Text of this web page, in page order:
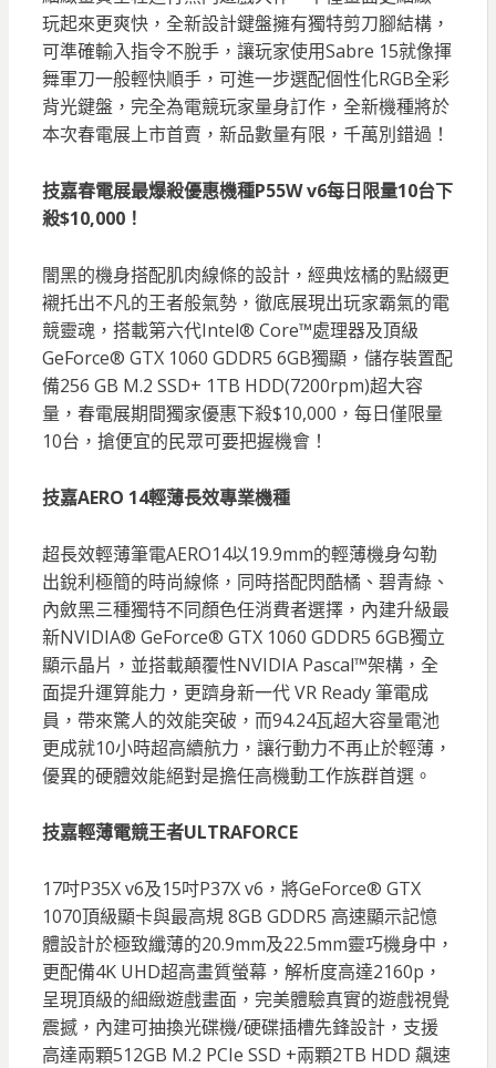
玩起來更爽快，全新設計鍵盤擁有獨特剪刀腳結構，
可準確輸入指令不脫手，讓玩家使用Sabre 15就像揮
舞軍刀一般輕快順手，可進一步選配個性化RGB全彩
背光鍵盤，完全為電競玩家量身訂作，全新機種將於
本次春電展上市首賣，新品數量有限，千萬別錯過！
技嘉春電展最爆殺優惠機種P55W v6每日限量10台下
殺$10,000！
闇黑的機身搭配肌肉線條的設計，經典炫橘的點綴更
襯托出不凡的王者般氣勢，徹底展現出玩家霸氣的電
競靈魂，搭載第六代Intel® Core™處理器及頂級
GeForce® GTX 1060 GDDR5 6GB獨顯，儲存裝置配
備256 GB M.2 SSD+ 1TB HDD(7200rpm)超大容
量，春電展期間獨家優惠下殺$10,000，每日僅限量
10台，搶便宜的民眾可要把握機會！
技嘉AERO 14輕薄長效專業機種
超長效輕薄筆電AERO14以19.9mm的輕薄機身勾勒
出銳利極簡的時尚線條，同時搭配閃酷橘、碧青綠、
內斂黑三種獨特不同顏色任消費者選擇，內建升級最
新NVIDIA® GeForce® GTX 1060 GDDR5 6GB獨立
顯示晶片，並搭載顛覆性NVIDIA Pascal™架構，全
面提升運算能力，更躋身新一代 VR Ready 筆電成
員，帶來驚人的效能突破，而94.24瓦超大容量電池
更成就10小時超高續航力，讓行動力不再止於輕薄，
優異的硬體效能絕對是擔任高機動工作族群首選。
技嘉輕薄電競王者ULTRAFORCE
17吋P35X v6及15吋P37X v6，將GeForce® GTX
1070頂級顯卡與最高規 8GB GDDR5 高速顯示記憶
體設計於極致纖薄的20.9mm及22.5mm靈巧機身中，
更配備4K UHD超高畫質螢幕，解析度高達2160p，
呈現頂級的細緻遊戲畫面，完美體驗真實的遊戲視覺
震撼，內建可抽換光碟機/硬碟插槽先鋒設計，支援
高達兩顆512GB M.2 PCIe SSD +兩顆2TB HDD 飆速